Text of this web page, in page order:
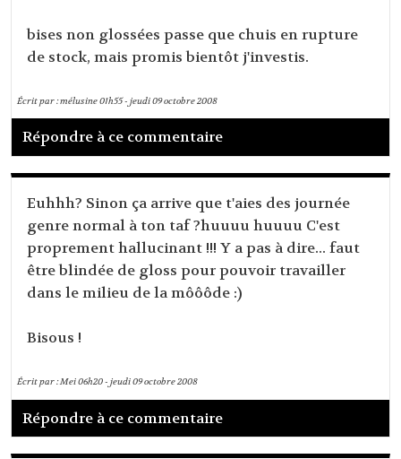
bises non glossées passe que chuis en rupture
de stock, mais promis bientôt j'investis.
Écrit par :mélusine01h55-jeudi 09octobre 2008
Répondre à ce commentaire
Euhhh? Sinon ça arrive que t'aies des journée
genre normal à ton taf ?huuuu huuuu C'est
proprement hallucinant !!! Y a pas à dire... faut
être blindée de gloss pour pouvoir travailler
dans le milieu de la môôôde :)
Bisous !
Écrit par :Mei06h20-jeudi 09octobre 2008
Répondre à ce commentaire